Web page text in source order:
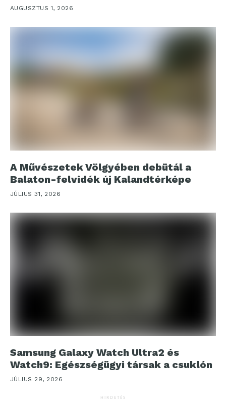
AUGUSZTUS 1, 2026
A Művészetek Völgyében debütál a
Balaton-felvidék új Kalandtérképe
JÚLIUS 31, 2026
Samsung Galaxy Watch Ultra2 és
Watch9: Egészségügyi társak a csuklón
JÚLIUS 29, 2026
HIRDETÉS